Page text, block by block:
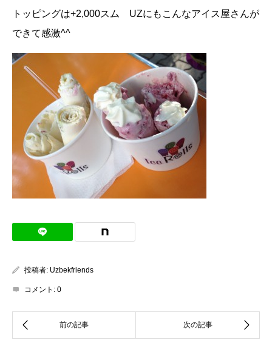
トッピングは+2,000スム UZにもこんなアイス屋さんが
できて感激^^
投稿者: Uzbekfriends
コメント: 0